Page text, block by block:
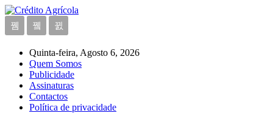
Quinta-feira, Agosto 6, 2026
Quem Somos
Publicidade
Assinaturas
Contactos
Política de privacidade